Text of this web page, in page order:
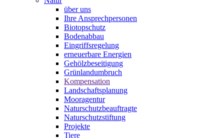
über uns
Ihre Ansprechpersonen
Biotopschutz
Bodenabbau
Eingriffsregelung
erneuerbare Energien
Gehölzbeseitigung
Grünlandumbruch
Kompensation
Landschaftsplanung
Mooragentur
Naturschutzbeauftragte
Naturschutzstiftung
Projekte
Tiere